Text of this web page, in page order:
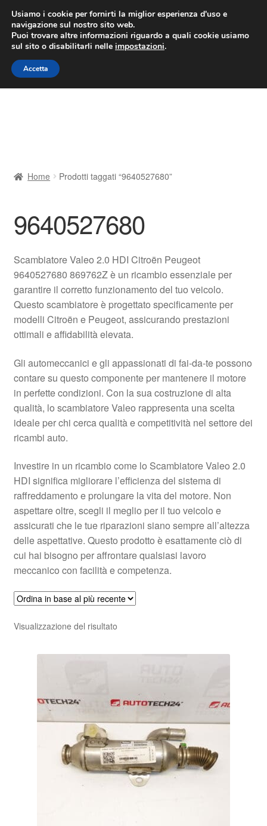
CONSEGNA da 7 EUR
Lun-Ven 9:00 - 16:00/800 580 290
Vai
alla
navigazione
Vai
al
contenuto
Contatto
Il mio account
Pagamenti
Politica sulla riservatezza
Registratore di cassa
Rimostranza
Termini e condizioni
Home Prodotti taggati “9640527680”
9640527680
Scambiatore Valeo 2.0 HDI Citroën Peugeot
9640527680 869762Z è un ricambio essenziale per
garantire il corretto funzionamento del tuo veicolo.
Questo scambiatore è progettato specificamente per
modelli Citroën e Peugeot, assicurando prestazioni
ottimali e affidabilità elevata.
Gli automeccanici e gli appassionati di fai-da-te possono
contare su questo componente per mantenere il motore
in perfette condizioni. Con la sua costruzione di alta
qualità, lo scambiatore Valeo rappresenta una scelta
ideale per chi cerca qualità e competitività nel settore dei
ricambi auto.
Investire in un ricambio come lo Scambiatore Valeo 2.0
HDI significa migliorare l’efficienza del sistema di
raffreddamento e prolungare la vita del motore. Non
aspettare oltre, scegli il meglio per il tuo veicolo e
assicurati che le tue riparazioni siano sempre all’altezza
delle aspettative. Questo prodotto è esattamente ciò di
cui hai bisogno per affrontare qualsiasi lavoro
meccanico con facilità e competenza.
Visualizzazione del risultato
Usiamo i cookie per fornirti la miglior esperienza d'uso e
navigazione sul nostro sito web.
Puoi trovare altre informazioni riguardo a quali cookie usiamo
sul sito o disabilitarli nelle impostazioni.
Accetta